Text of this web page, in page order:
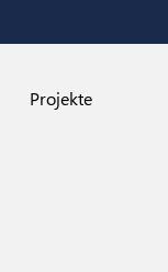
Projekte